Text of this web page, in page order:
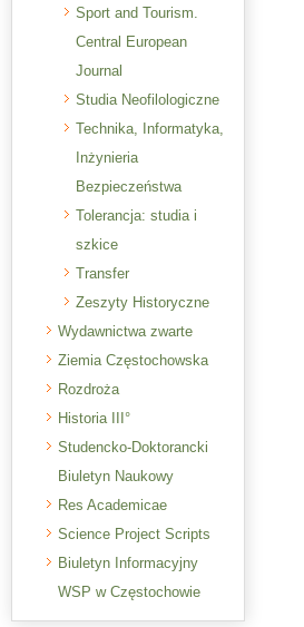
Sport and Tourism.
Central European
Journal
Studia Neofilologiczne
Technika, Informatyka,
Inżynieria
Bezpieczeństwa
Tolerancja: studia i
szkice
Transfer
Zeszyty Historyczne
Wydawnictwa zwarte
Ziemia Częstochowska
Rozdroża
Historia III°
Studencko-Doktorancki
Biuletyn Naukowy
Res Academicae
Science Project Scripts
Biuletyn Informacyjny
WSP w Częstochowie